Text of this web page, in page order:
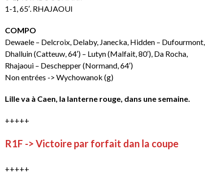
1-1, 65′. RHAJAOUI
COMPO
Dewaele – Delcroix, Delaby, Janecka, Hidden – Dufourmont,
Dhalluin (Catteuw, 64′) – Lutyn (Malfait, 80′), Da Rocha,
Rhajaoui – Deschepper (Normand, 64′)
Non entrées -> Wychowanok (g)
Lille va à Caen, la lanterne rouge, dans une semaine.
+++++
R1F -> Victoire par forfait dan la coupe
+++++